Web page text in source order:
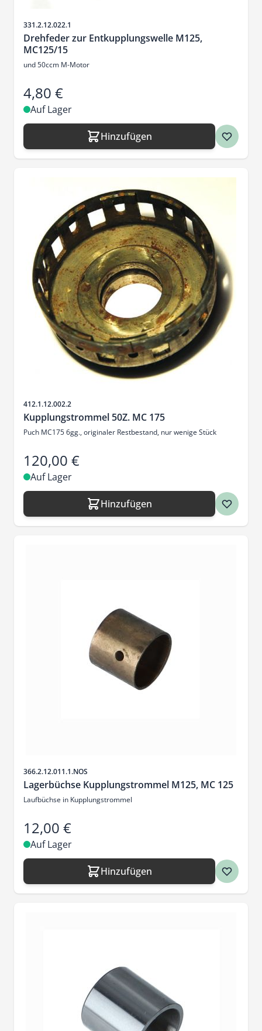
Artikelnr.
331.2.12.022.1
Drehfeder zur Entkupplungswelle M125,
MC125/15
und 50ccm M-Motor
4,80 €
Auf Lager
Hinzufügen
Artikelnr.
412.1.12.002.2
Kupplungstrommel 50Z. MC 175
Puch MC175 6gg., originaler Restbestand, nur wenige Stück
120,00 €
Auf Lager
Hinzufügen
Artikelnr.
366.2.12.011.1.NOS
Lagerbüchse Kupplungstrommel M125, MC 125
Laufbüchse in Kupplungstrommel
12,00 €
Auf Lager
Hinzufügen